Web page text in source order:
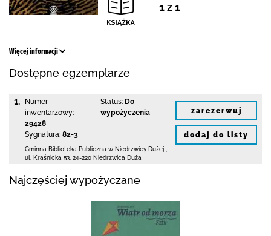
1 z 1
Więcej informacji
Dostępne egzemplarze
1.
Numer
inwentarzowy:
29428
Sygnatura: 82-3
Status: Do
wypożyczenia
Gminna Biblioteka Publiczna w Niedrzwicy Dużej
ul. Kraśnicka 53 24-220 Niedrzwica Duża
zarezerwuj
dodaj do listy
Najczęściej wypożyczane